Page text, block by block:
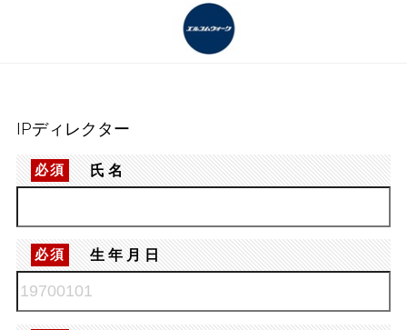
IPディレクター
必須 氏名
必須 生年月日